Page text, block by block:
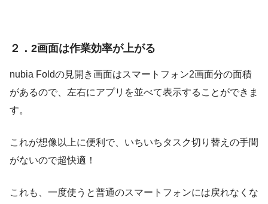
２．2画面は作業効率が上がる
nubia Foldの見開き画面はスマートフォン2画面分の面積
があるので、左右にアプリを並べて表示することができま
す。
これが想像以上に便利で、いちいちタスク切り替えの手間
がないので超快適！
これも、一度使うと普通のスマートフォンには戻れなくな